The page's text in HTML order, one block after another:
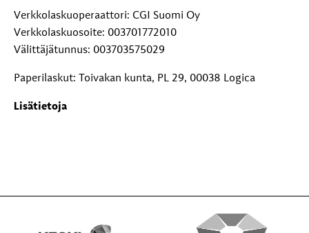
Verkkolaskuoperaattori: CGI Suomi Oy
Verkkolaskuosoite: 003701772010
Välittäjätunnus: 003703575029
Paperilaskut: Toivakan kunta, PL 29, 00038 Logica
Lisätietoja